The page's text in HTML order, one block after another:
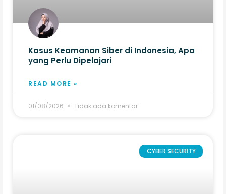
Kasus Keamanan Siber di Indonesia, Apa
yang Perlu Dipelajari
READ MORE »
01/08/2026 Tidak ada komentar
CYBER SECURITY